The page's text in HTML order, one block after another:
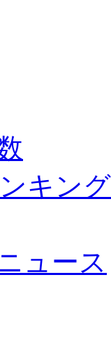
キング
ュース